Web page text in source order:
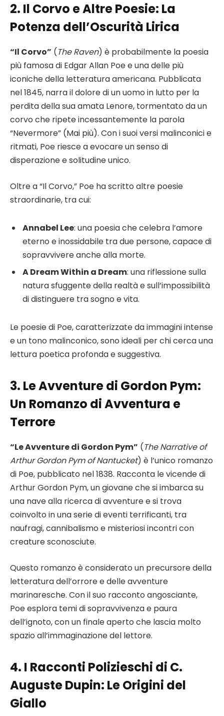
2. Il Corvo e Altre Poesie: La
Potenza dell’Oscurità Lirica
“Il Corvo” (The Raven) è probabilmente la poesia
più famosa di Edgar Allan Poe e una delle più
iconiche della letteratura americana. Pubblicata
nel 1845, narra il dolore di un uomo in lutto per la
perdita della sua amata Lenore, tormentato da un
corvo che ripete incessantemente la parola
“Nevermore” (Mai più). Con i suoi versi malinconici e
ritmati, Poe riesce a evocare un senso di
disperazione e solitudine unico.
Oltre a “Il Corvo,” Poe ha scritto altre poesie
straordinarie, tra cui:
Annabel Lee: una poesia che celebra l’amore
eterno e inossidabile tra due persone, capace di
sopravvivere anche alla morte.
A Dream Within a Dream: una riflessione sulla
natura sfuggente della realtà e sull’impossibilità
di distinguere tra sogno e vita.
Le poesie di Poe, caratterizzate da immagini intense
e un tono malinconico, sono ideali per chi cerca una
lettura poetica profonda e suggestiva.
3. Le Avventure di Gordon Pym:
Un Romanzo di Avventura e
Terrore
“Le Avventure di Gordon Pym” (The Narrative of
Arthur Gordon Pym of Nantucket) è l’unico romanzo
di Poe, pubblicato nel 1838. Racconta le vicende di
Arthur Gordon Pym, un giovane che si imbarca su
una nave alla ricerca di avventure e si trova
coinvolto in una serie di eventi terrificanti, tra
naufragi, cannibalismo e misteriosi incontri con
creature sconosciute.
Questo romanzo è considerato un precursore della
letteratura dell’orrore e delle avventure
marinaresche. Con il suo racconto angosciante,
Poe esplora temi di sopravvivenza e paura
dell’ignoto, con un finale aperto che lascia molto
spazio all’immaginazione del lettore.
4. I Racconti Polizieschi di C.
Auguste Dupin: Le Origini del
Giallo